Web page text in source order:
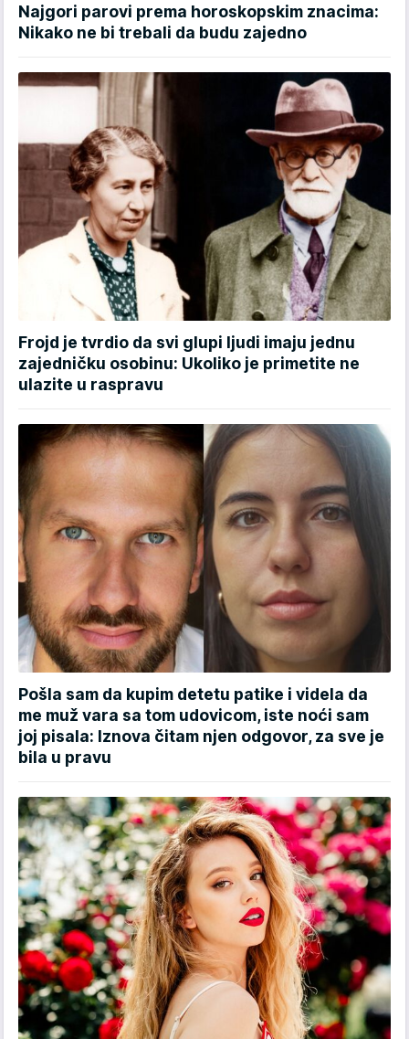
Najgori parovi prema horoskopskim znacima:
Nikako ne bi trebali da budu zajedno
Frojd je tvrdio da svi glupi ljudi imaju jednu
zajedničku osobinu: Ukoliko je primetite ne
ulazite u raspravu
Pošla sam da kupim detetu patike i videla da
me muž vara sa tom udovicom, iste noći sam
joj pisala: Iznova čitam njen odgovor, za sve je
bila u pravu